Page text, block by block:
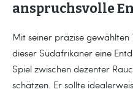
anspruchsvolle
Mit seiner präzise gewählten
dieser Südafrikaner eine
Spiel zwischen dezenter
schätzen. Er sollte